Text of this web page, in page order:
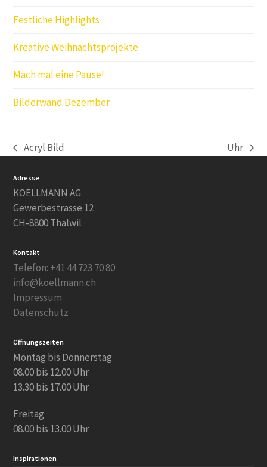
Festliche Highlights
Kreative Weihnachtsprojekte
Mach mal eine Pause!
Bilderwand Dezember
vorheriger
Acryl Bild
Nächster
Uhr
Adresse
KOELLMANN AG
Gewerbestrasse 12
CH-8800 Thalwil
Kontakt
Telefon: +41 44 723 70 80
info@koellmann.ch
Impressum
Datenschutz
Öffnungszeiten
Montag bis Donnerstag
08.00 bis 12.00 Uhr
13.30 bis 17.00 Uhr
Freitag
08.00 bis 13.00 Uhr
Inspirationen